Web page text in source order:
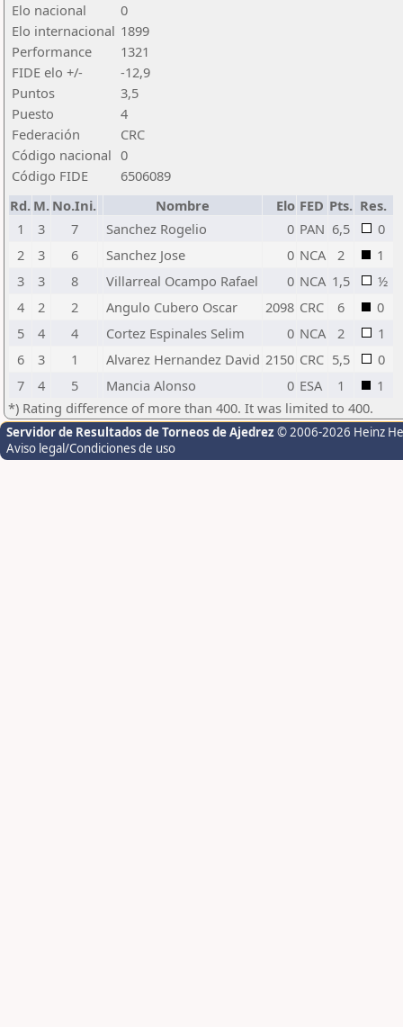
Elo nacional
0
Elo internacional 1899
Performance
1321
FIDE elo +/-
-12,9
Puntos
3,5
Puesto
4
Federación
CRC
Código nacional 0
Código FIDE
6506089
Rd. M. No.Ini. Nombre Elo FED Pts. Res.
1
3 7 Sanchez Rogelio 0 PAN 6,5
0
2
3 6 Sanchez Jose 0 NCA 2
1
3
3 8 Villarreal Ocampo Rafael 0 NCA 1,5
½
4
2 2 Angulo Cubero Oscar 2098 CRC 6
0
5
4 4 Cortez Espinales Selim 0 NCA 2
1
6
3 1 Alvarez Hernandez David 2150 CRC 5,5
0
7
4 5 Mancia Alonso 0 ESA 1
1
*) Rating difference of more than 400. It was limited to 400.
Servidor de Resultados de Torneos de Ajedrez © 2006-2026 Heinz
Aviso legal/Condiciones de uso